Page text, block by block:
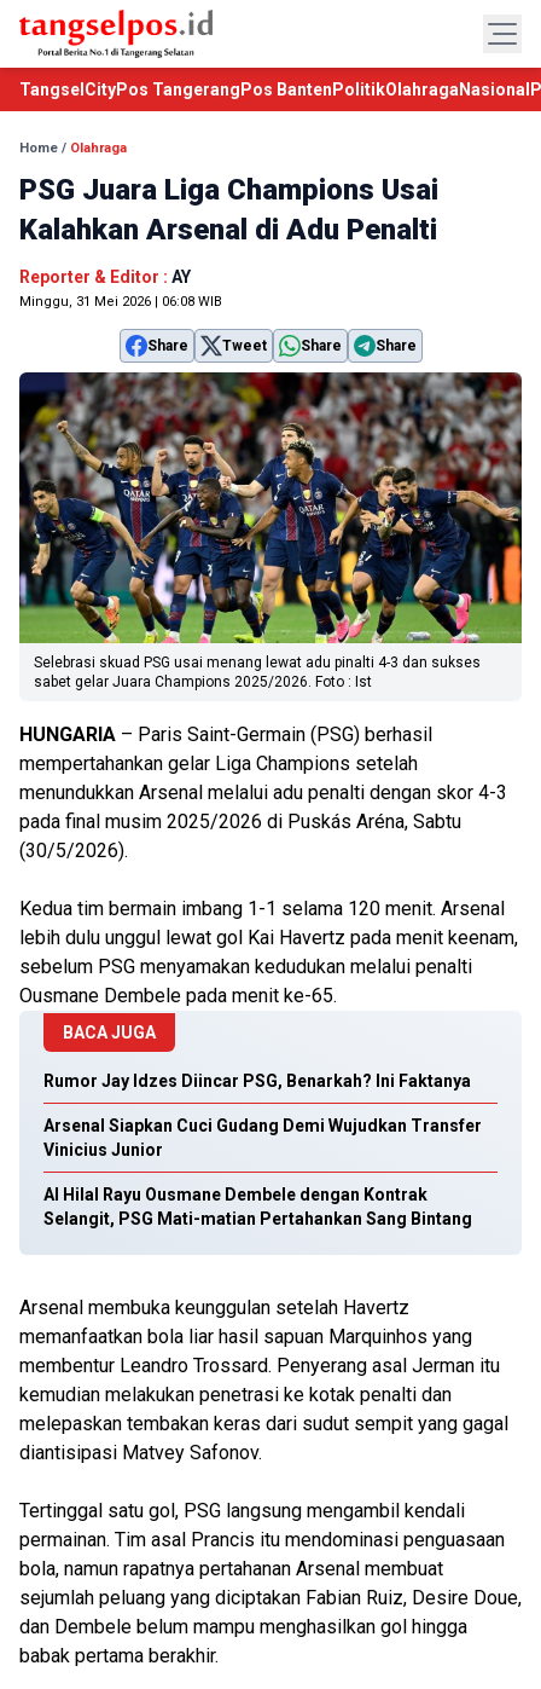
TangselCityPos Tangerang Pos Banten PolitikOlahraga Nasional
Home / Olahraga
PSG Juara Liga Champions Usai
Kalahkan Arsenal di Adu Penalti
Reporter & Editor : AY
Minggu, 31 Mei 2026 | 06:08 WIB
Share Tweet Share Share
Selebrasi skuad PSG usai menang lewat adu pinalti 4-3 dan sukses
sabet gelar Juara Champions 2025/2026. Foto : Ist
HUNGARIA – Paris Saint-Germain (PSG) berhasil
mempertahankan gelar Liga Champions setelah
menundukkan Arsenal melalui adu penalti dengan skor 4-3
pada final musim 2025/2026 di Puskás Aréna, Sabtu
(30/5/2026).
Kedua tim bermain imbang 1-1 selama 120 menit. Arsenal
lebih dulu unggul lewat gol Kai Havertz pada menit keenam,
sebelum PSG menyamakan kedudukan melalui penalti
Ousmane Dembele pada menit ke-65.
BACA JUGA
Rumor Jay Idzes Diincar PSG, Benarkah? Ini Faktanya
Arsenal Siapkan Cuci Gudang Demi Wujudkan Transfer
Vinicius Junior
Al Hilal Rayu Ousmane Dembele dengan Kontrak
Selangit, PSG Mati-matian Pertahankan Sang Bintang
Arsenal membuka keunggulan setelah Havertz
memanfaatkan bola liar hasil sapuan Marquinhos yang
membentur Leandro Trossard. Penyerang asal Jerman itu
kemudian melakukan penetrasi ke kotak penalti dan
melepaskan tembakan keras dari sudut sempit yang gagal
diantisipasi Matvey Safonov.
Tertinggal satu gol, PSG langsung mengambil kendali
permainan. Tim asal Prancis itu mendominasi penguasaan
bola, namun rapatnya pertahanan Arsenal membuat
sejumlah peluang yang diciptakan Fabian Ruiz, Desire Doue,
dan Dembele belum mampu menghasilkan gol hingga
babak pertama berakhir.